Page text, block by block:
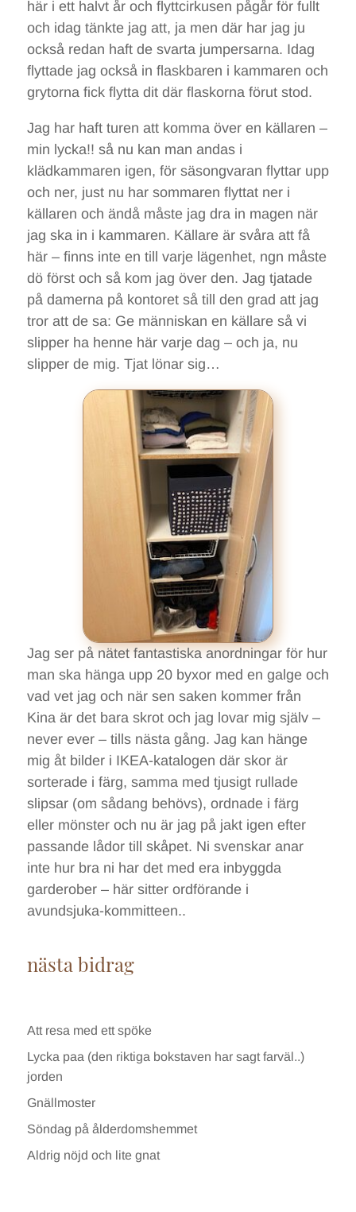
här i ett halvt år och flyttcirkusen pågår för fullt
och idag tänkte jag att, ja men där har jag ju
också redan haft de svarta jumpersarna. Idag
flyttade jag också in flaskbaren i kammaren och
grytorna fick flytta dit där flaskorna förut stod.
Jag har haft turen att komma över en källaren –
min lycka!! så nu kan man andas i
klädkammaren igen, för säsongvaran flyttar upp
och ner, just nu har sommaren flyttat ner i
källaren och ändå måste jag dra in magen när
jag ska in i kammaren. Källare är svåra att få
här – finns inte en till varje lägenhet, ngn måste
dö först och så kom jag över den. Jag tjatade
på damerna på kontoret så till den grad att jag
tror att de sa: Ge människan en källare så vi
slipper ha henne här varje dag – och ja, nu
slipper de mig. Tjat lönar sig…
Jag ser på nätet fantastiska anordningar för hur
man ska hänga upp 20 byxor med en galge och
vad vet jag och när sen saken kommer från
Kina är det bara skrot och jag lovar mig själv –
never ever – tills nästa gång. Jag kan hänge
mig åt bilder i IKEA-katalogen där skor är
sorterade i färg, samma med tjusigt rullade
slipsar (om sådang behövs), ordnade i färg
eller mönster och nu är jag på jakt igen efter
passande lådor till skåpet. Ni svenskar anar
inte hur bra ni har det med era inbyggda
garderober – här sitter ordförande i
avundsjuka-kommitteen..
nästa bidrag
Att resa med ett spöke
Lycka paa (den riktiga bokstaven har sagt farväl..)
jorden
Gnällmoster
Söndag på ålderdomshemmet
Aldrig nöjd och lite gnat